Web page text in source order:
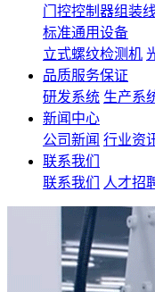
门控控制器组装线
标准通用设备
立式螺纹检测机
品质服务保证
研发系统 生产系
新闻中心
公司新闻 行业资
联系我们
联系我们
人才招